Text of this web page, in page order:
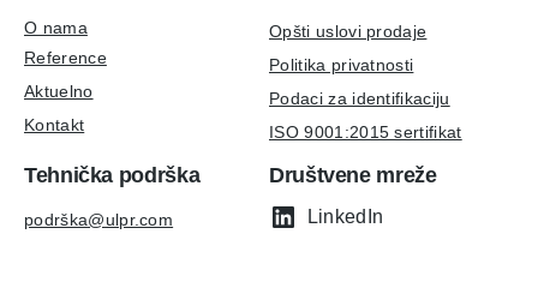
O nama
Reference
Aktuelno
Kontakt
Opšti uslovi prodaje
Politika privatnosti
Podaci za identifikaciju
ISO 9001:2015 sertifikat
Tehnička podrška
podrška@ulpr.com
Društvene mreže
LinkedIn